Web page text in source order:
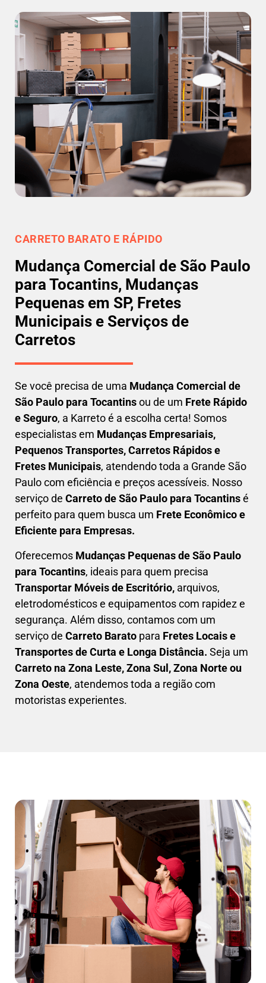
CARRETO BARATO E RÁPIDO
Mudança Comercial de São Paulo
para Tocantins, Mudanças
Pequenas em SP, Fretes
Municipais e Serviços de
Carretos
Se você precisa de uma Mudança Comercial de
São Paulo para Tocantinsou de um Frete Rápido
e Seguro, a Karreto é a escolha certa! Somos
especialistas em Mudanças Empresariais,
Pequenos Transportes, Carretos Rápidos e
Fretes Municipais, atendendo toda a Grande São
Paulo com eficiência e preços acessíveis. Nosso
serviço de Carretode São Paulo para Tocantinsé
perfeito para quem busca um Frete Econômico e
Eficiente para Empresas.
Oferecemos Mudanças Pequenasde São Paulo
para Tocantins, ideais para quem precisa
Transportar Móveis de Escritório, arquivos,
eletrodomésticos e equipamentos com rapidez e
segurança. Além disso, contamos com um
serviço de Carreto Barato para Fretes Locais e
Transportes de Curta e Longa Distância. Seja um
Carreto na Zona Leste, Zona Sul, Zona Norte ou
Zona Oeste, atendemos toda a região com
motoristas experientes.